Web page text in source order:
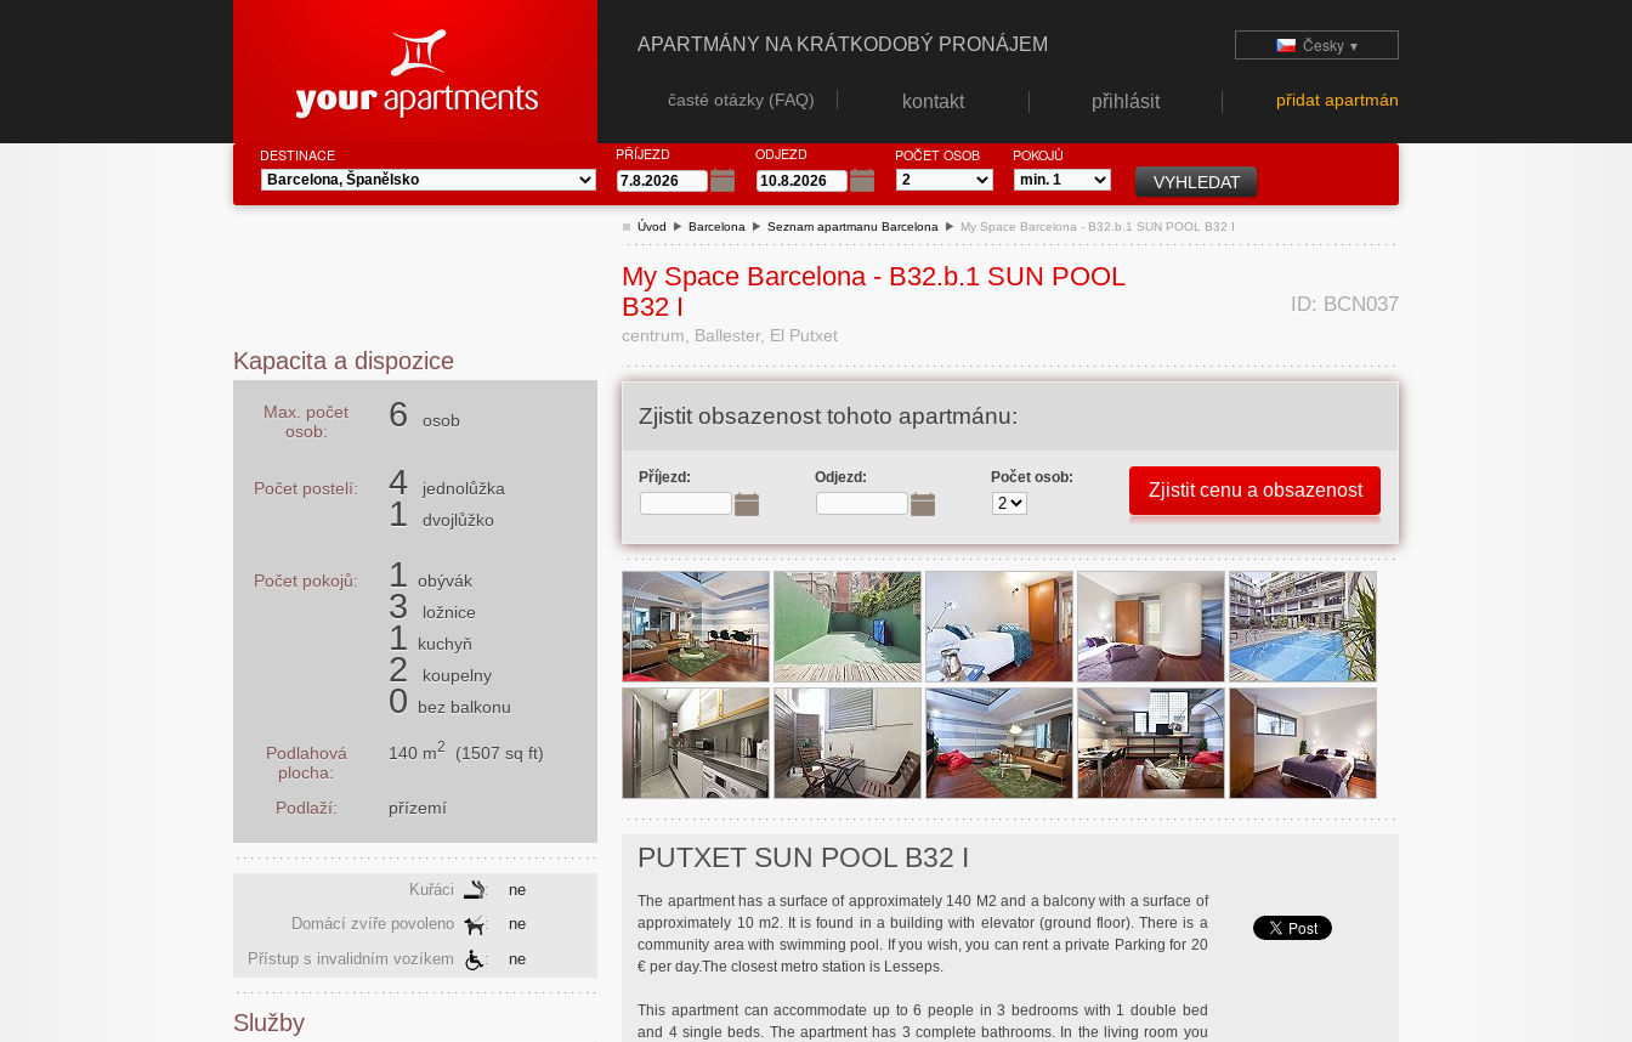
APARTMÁNY NA KRÁTKODOBÝ PRONÁJEM Česky ▼
časté otázky (FAQ) kontakt přihlásit přidat apartmán
DESTINACE PŘÍJEZD ODJEZD POČET OSOB POKOJŮ
Úvod Barcelona Seznam apartmanu Barcelona My Space Barcelona - B32.b.1 SUN POOL B32 I
My Space Barcelona - B32.b.1 SUN POOL
B32 I
centrum, Ballester, El Putxet
ID: BCN037
Zjistit obsazenost tohoto apartmánu:
Příjezd: Odjezd: Počet osob:
PUTXET SUN POOL B32 I
The apartment has a surface of approximately 140 M2 and a balcony with a surface of
approximately 10 m2. It is found in a building with elevator (ground floor). There is a
community area with swimming pool. If you wish, you can rent a private Parking for 20
€ per day.The closest metro station is Lesseps.
This apartment can accommodate up to 6 people in 3 bedrooms with 1 double bed
and 4 single beds. The apartment has 3 complete bathrooms. In the living room you
Kapacita a dispozice
Max. počet
osob:
6 osob
Počet postelí: 4 jednolůžka
1 dvojlůžko
Počet pokojů: 1 obývák
3 ložnice
1 kuchyň
2 koupelny
0 bez balkonu
Podlahová
plocha:
140 m2 (1507 sq ft)
Podlaží: přízemí
Kuřáci :
ne
Domácí zvíře povoleno
:
ne
Přístup s invalidním vozíkem
: ne
Služby